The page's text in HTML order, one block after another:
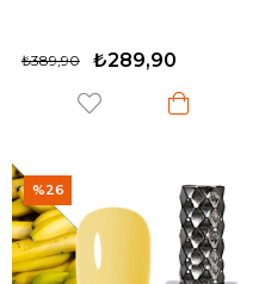
₺289,90
₺389,90
%26